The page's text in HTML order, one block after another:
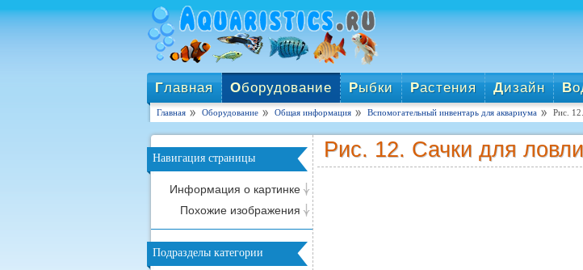
Главная Оборудование Рыбки Растения Дизайн В
Главная Оборудование Общая информация Вспомогательный инвентарь для аквариума Рис.
Навигация страницы
Информация о картинке
Похожие изображения
Подразделы категории
Рис. 12. Сачки для